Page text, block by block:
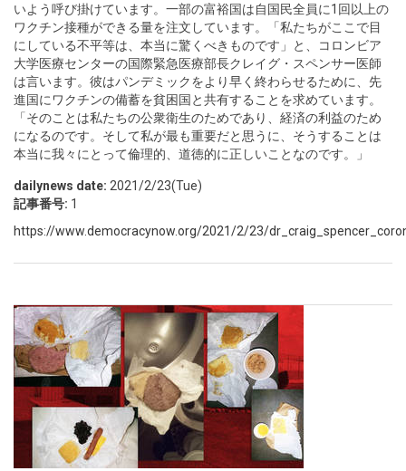
いよう呼び掛けています。一部の富裕国は自国民全員に1回以上の
ワクチン接種ができる量を注文しています。「私たちがここで目
にしている不平等は、本当に驚くべきものです」と、コロンビア
大学医療センターの国際緊急医療部長クレイグ・スペンサー医師
は言います。彼はパンデミックをより早く終わらせるために、先
進国にワクチンの備蓄を貧困国と共有することを求めています。
「そのことは私たちの公衆衛生のためであり、経済の利益のため
になるのです。そして私が最も重要だと思うに、そうすることは
本当に我々にとって倫理的、道徳的に正しいことなのです。」
dailynews date: 2021/2/23(Tue)
記事番号: 1
https://www.democracynow.org/2021/2/23/